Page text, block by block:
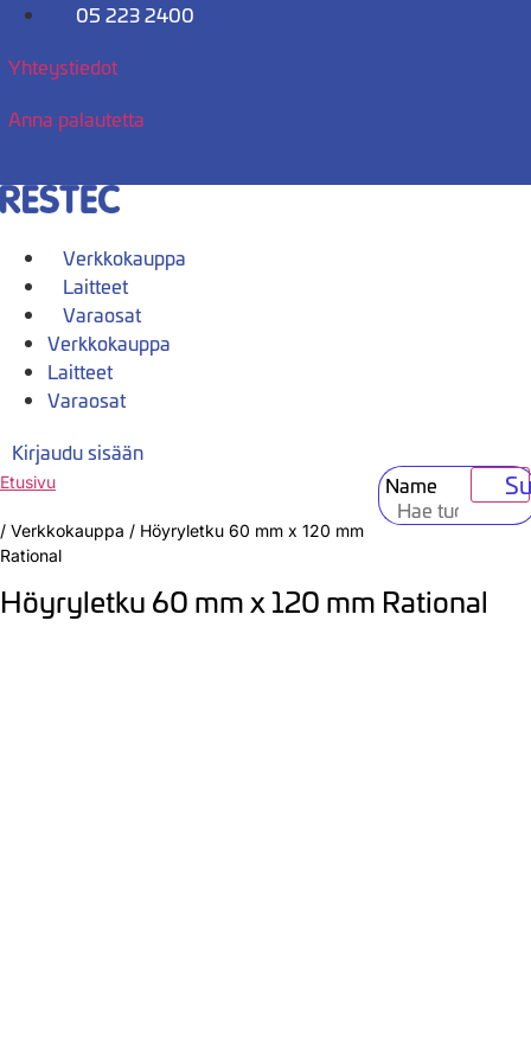
Mene
05 223 2400
Yhteystiedot
Anna palautetta
Verkkokauppa
Laitteet
Varaosat
Verkkokauppa
Laitteet
Varaosat
Kirjaudu sisään
Name
Etusivu
/ Verkkokauppa / Höyryletku 60 mm x 120 mm
Rational
Höyryletku 60 mm x 120 mm Rational